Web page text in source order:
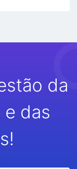
da
e das